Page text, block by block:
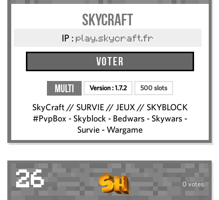
SkyCraft
IP : play.skycraft.fr
Voter
Multi Version :1.7.2 500 slots
SkyCraft // SURVIE // JEUX // SKYBLOCK
#PvpBox - Skyblock - Bedwars - Skywars -
Survie - Wargame
26 0 votes